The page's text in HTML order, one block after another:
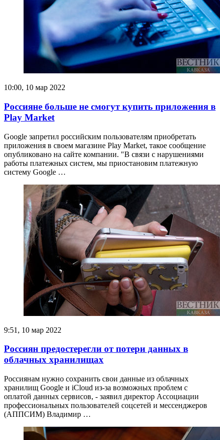
10:00, 10 мар 2022
Россияне больше не смогут купить приложения в
Play Market
Google запретил российским пользователям приобретать
приложения в своем магазине Play Market, такое сообщение
опубликовано на сайте компании. "В связи с нарушениями
работы платежных систем, мы приостановим платежную
систему Google …
9:51, 10 мар 2022
Россиян предостерегли от потери данных в
облачных хранилищах
Россиянам нужно сохранить свои данные из облачных
хранилищ Google и iCloud из-за возможных проблем с
оплатой данных сервисов, - заявил директор Ассоциации
профессиональных пользователей соцсетей и мессенджеров
(АППСИМ) Владимир …